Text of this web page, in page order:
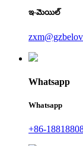
ఇ-మెయిల్
Whatsapp
Whatsapp
+86-